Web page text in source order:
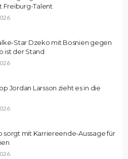
Freiburg-Talent
Star Dzeko mit Bosnien gegen
ist der Stand
Jordan Larsson zieht es in die
sorgt mit Karriereende-Aussage für